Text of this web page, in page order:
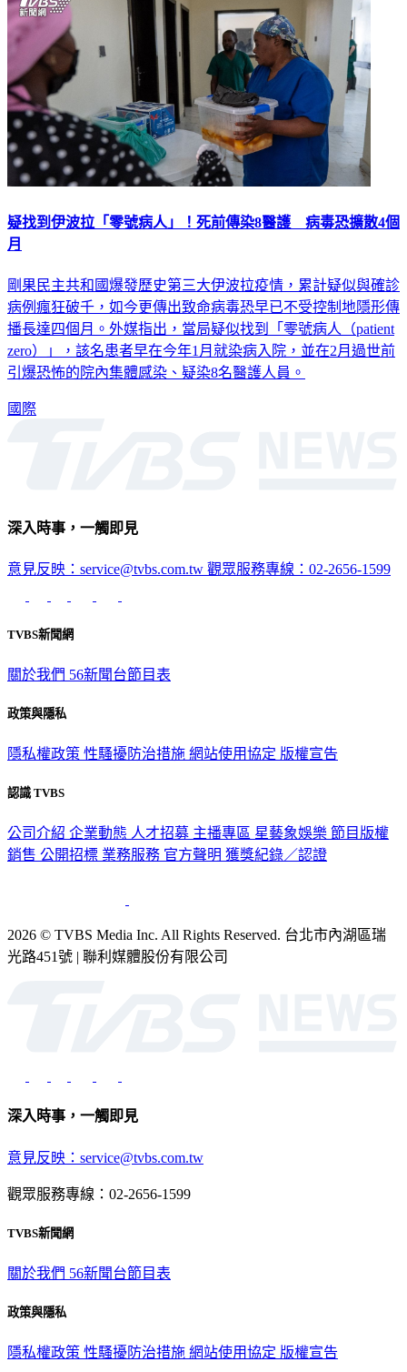
疑找到伊波拉「零號病人」！死前傳染8醫護 病毒恐擴散4個
月
剛果民主共和國爆發歷史第三大伊波拉疫情，累計疑似與確診
病例瘋狂破千，如今更傳出致命病毒恐早已不受控制地隱形傳
播長達四個月。外媒指出，當局疑似找到「零號病人（patient
zero）」，該名患者早在今年1月就染病入院，並在2月過世前
引爆恐怖的院內集體感染、疑染8名醫護人員。
國際
深入時事，一觸即見
意見反映：service@tvbs.com.tw 觀眾服務專線：02-2656-1599
TVBS新聞網
關於我們 56新聞台節目表
政策與隱私
隱私權政策 性騷擾防治措施 網站使用協定 版權宣告
認識 TVBS
公司介紹 企業動態 人才招募 主播專區 星藝象娛樂 節目版權
銷售 公開招標 業務服務 官方聲明 獲獎紀錄／認證
2026 © TVBS Media Inc. All Rights Reserved. 台北市內湖區瑞
光路451號 | 聯利媒體股份有限公司
深入時事，一觸即見
意見反映：service@tvbs.com.tw
觀眾服務專線：02-2656-1599
TVBS新聞網
關於我們 56新聞台節目表
政策與隱私
隱私權政策 性騷擾防治措施 網站使用協定 版權宣告